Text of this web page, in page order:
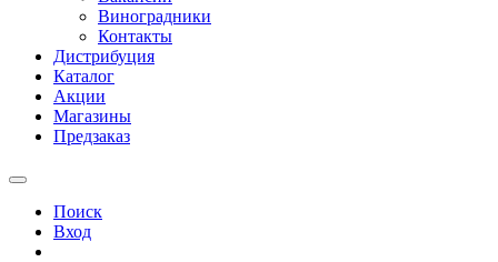
Виноградники
Контакты
Дистрибуция
Каталог
Акции
Магазины
Предзаказ
Поиск
Вход